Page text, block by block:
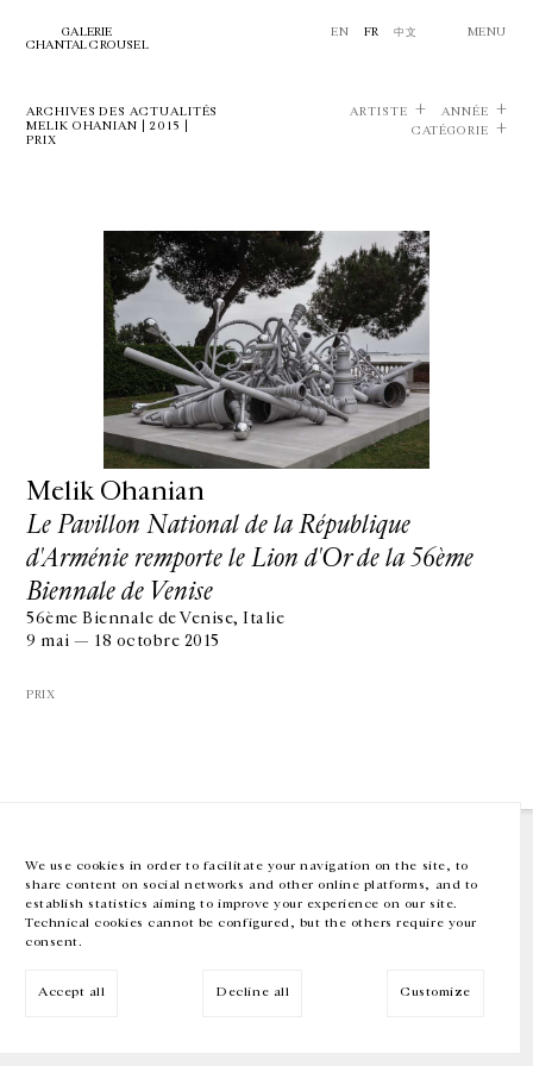
We use cookies in order to facilitate your navigation on the site, to
share content on social networks and other online platforms, and to
establish statistics aiming to improve your experience on our site.
Technical cookies cannot be configured, but the others require your
consent.
Accept all Decline all Customize
GALERIE
CHANTAL CROUSEL
EN FR 中文 MENU
ARCHIVES DES ACTUALITÉS
MELIK OHANIAN | 2015 |
PRIX
ARTISTE
ANNÉE
CATÉGORIE
Melik Ohanian
Le Pavillon National de la République
d'Arménie remporte le Lion d'Or de la 56ème
Biennale de Venise
56ème Biennale de Venise, Italie
9 mai — 18 octobre 2015
PRIX
GALERIE CHANTAL CROUSEL
10 RUE CHARLOT, 75003 PARIS
T.
+33 1 42 77 38 87
GALERIE@CROUSEL.COM
HORAIRES D'OUVERTURE
EN FR 中文 Facebook Instagram
Inscrivez-vous à notre newsletter